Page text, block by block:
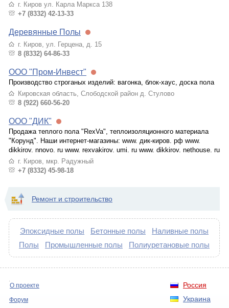
г. Киров ул. Карла Маркса 138
+7 (8332) 42-13-33
Деревянные Полы
г. Киров, ул. Герцена, д. 15
8 (8332) 64-86-33
ООО "Пром-Инвест"
Производство строганых изделий: вагонка, блок-хаус, доска пола
Кировская область, Слободской район д. Стулово
8 (922) 660-56-20
ООО "ДИК"
Продажа теплого пола "RexVa", теплоизоляционного материала
"Корунд". Наши интернет-магазины: www. дик-киров. рф www.
dikkirov. nnovo. ru www. rexvakirov. umi. ru www. dikkirov. nethouse. ru
г. Киров, мкр. Радужный
+7 (8332) 45-98-18
Ремонт и строительство
Эпоксидные полы Бетонные полы
Наливные полы
Полы
Промышленные полы Полиуретановые полы
Россия
Украина
О проекте
Форум